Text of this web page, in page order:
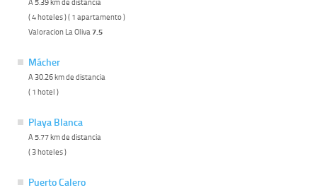
( 4 hoteles ) ( 1 apartamento )
Valoracion La Oliva 7.5
Mácher
A 30.26 km de distancia
( 1 hotel )
Playa Blanca
A 5.77 km de distancia
( 3 hoteles )
Puerto Calero